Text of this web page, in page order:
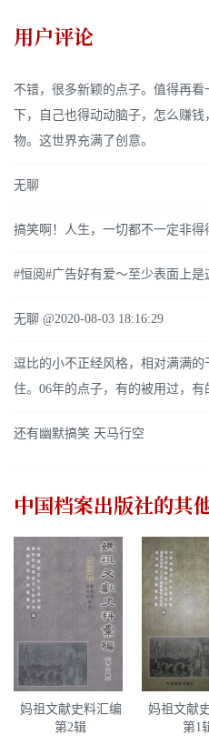
用户评论
不错，很多新颖的点子。值得再
下，自己也得动动脑子，怎么赚
物。这世界充满了创意。
无聊
搞笑啊！人生，一切都不一定非得
#恒阅#广告好有爱～至少表面上是
无聊 @2020-08-03 18:16:29
逗比的小不正经风格，相对满满
住。06年的点子，有的被用过，有
还有幽默搞笑 天马行空
中国档案出版社的其
妈祖文献史料汇编
第2辑
妈祖文献
第1